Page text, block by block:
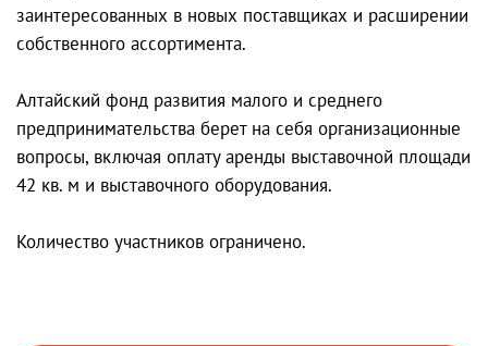
заинтересованных в новых поставщиках и расширении
собственного ассортимента.
Алтайский фонд развития малого и среднего
предпринимательства берет на себя организационные
вопросы, включая оплату аренды выставочной площади
42 кв. м и выставочного оборудования.
Количество участников ограничено.